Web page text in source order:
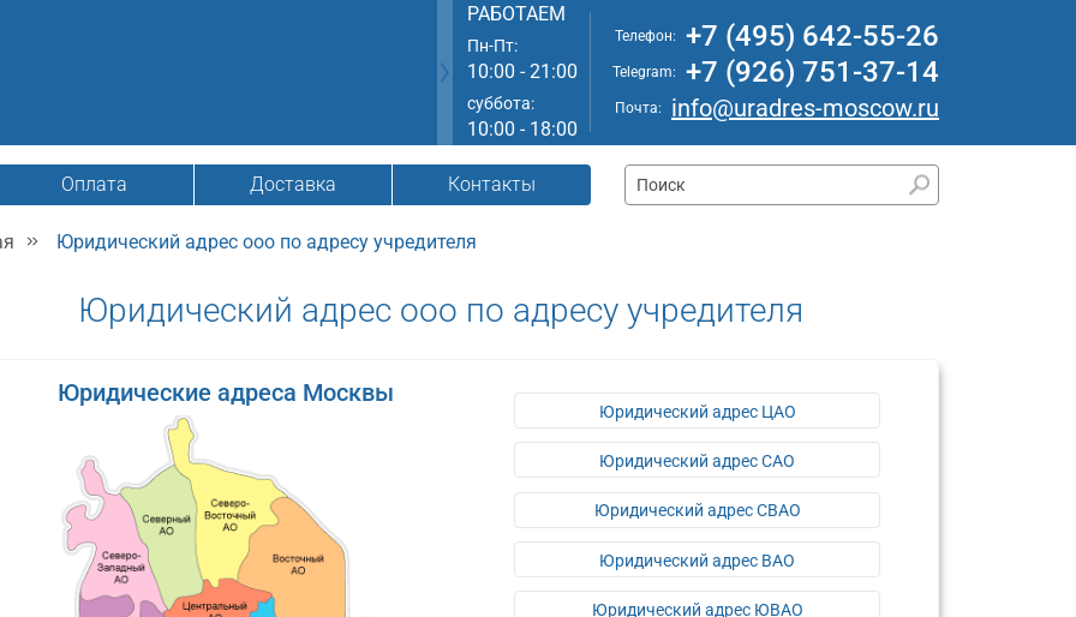
РАБОТАЕМ
Пн-Пт:
10:00 - 21:00
суббота:
10:00 - 18:00
Телефон: +7 (495) 642-55-26
Telegram: +7 (926) 751-37-14
Почта: info@uradres-moscow.ru
Оплата Доставка Контакты
Юридический адрес ооо по адресу учредителя
Юридический адрес ооо по адресу учредителя
Юридические адреса Москвы
Юридический адрес ЦАО
Юридический адрес САО
Юридический адрес СВАО
Юридический адрес ВАО
Юридический адрес ЮВАО